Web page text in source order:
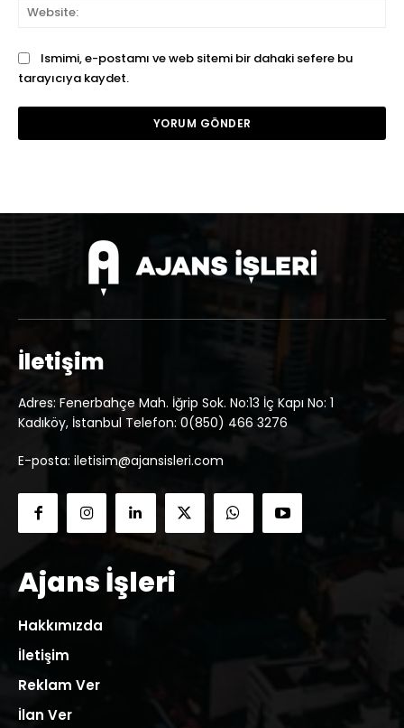
Ismimi, e-postamı ve web sitemi bir dahaki sefere bu
tarayıcıya kaydet.
İletişim
Adres: Fenerbahçe Mah. İğrip Sok. No:13 İç Kapı No: 1
Kadıköy, İstanbul Telefon: 0(850) 466 3276
E-posta: iletisim@ajansisleri.com
Ajans İşleri
Hakkımızda
İletişim
Reklam Ver
İlan Ver